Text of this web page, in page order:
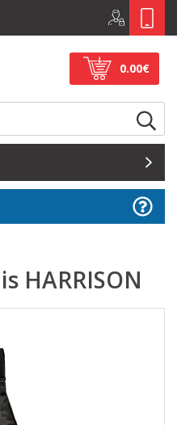
0.00€
HARRISON